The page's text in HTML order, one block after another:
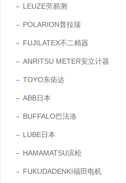
LEUZE劳易测
POLARION普拉瑞
FUJILATEX不二精器
ANRITSU METER安立计器
TOYO东佑达
ABB日本
BUFFALO巴法洛
LUBE日本
HAMAMATSU滨松
FUKUDADENKI福田电机